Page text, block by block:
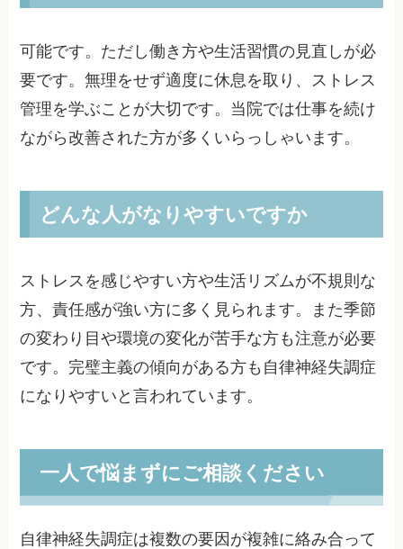
可能です。ただし働き方や生活習慣の見直しが必
要です。無理をせず適度に休息を取り、ストレス
管理を学ぶことが大切です。当院では仕事を続け
ながら改善された方が多くいらっしゃいます。
どんな人がなりやすいですか
ストレスを感じやすい方や生活リズムが不規則な
方、責任感が強い方に多く見られます。また季節
の変わり目や環境の変化が苦手な方も注意が必要
です。完璧主義の傾向がある方も自律神経失調症
になりやすいと言われています。
一人で悩まずにご相談ください
自律神経失調症は複数の要因が複雑に絡み合って